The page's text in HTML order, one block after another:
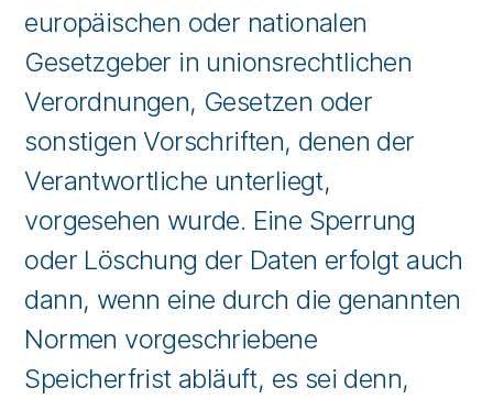
europäischen oder nationalen
Gesetzgeber in unionsrechtlichen
Verordnungen, Gesetzen oder
sonstigen Vorschriften, denen der
Verantwortliche unterliegt,
vorgesehen wurde. Eine Sperrung
oder Löschung der Daten erfolgt auch
dann, wenn eine durch die genannten
Normen vorgeschriebene
Speicherfrist abläuft, es sei denn,